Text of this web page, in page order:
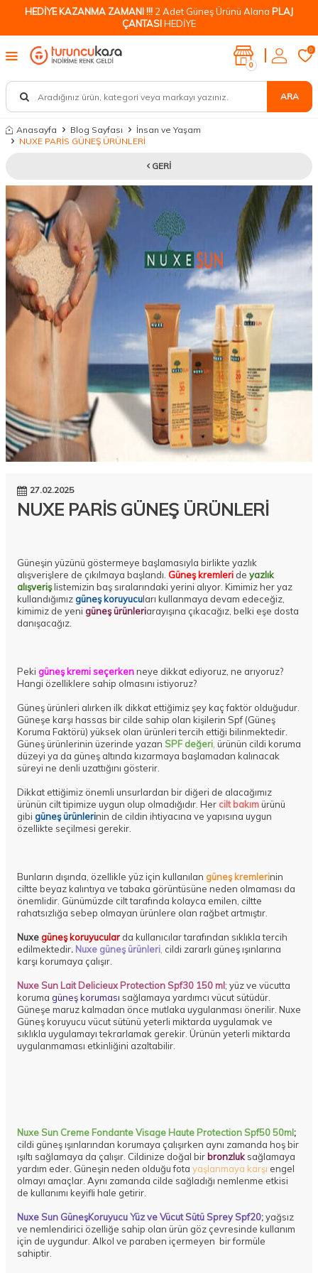
HEDİYE KAZANMA ZAMANI !!! 2 Adet Güneş Ürünü Alana PLAJ
ÇANTASIHEDİYE
ARA
0
0
Anasayfa Blog Sayfası
İnsan ve Yaşam
NUXE PARİS GÜNEŞ ÜRÜNLERİ
GERI
27.02.2025
NUXE PARİS GÜNEŞ ÜRÜNLERİ
Güneşin yüzünü göstermeye başlamasıyla birlikte yazlık
alışverişlere de çıkılmaya başlandı. Güneş kremleri de yazlık
alışverişlistemizin baş sıralarındaki yerini alıyor. Kimimiz her yaz
kullandığımız güneş koruyucuları kullanmaya devam edeceğiz,
kimimiz de yeni güneş ürünleriarayışına çıkacağız, belki eşe dosta
danışacağız.
Peki güneş kremi seçerkenneye dikkat ediyoruz, ne arıyoruz?
Hangi özelliklere sahip olmasını istiyoruz?
Güneş ürünleri alırken ilk dikkat ettiğimiz şey kaç faktör olduğudur.
Güneşe karşı hassas bir cilde sahip olan kişilerin Spf (Güneş
Koruma Faktörü) yüksek olan ürünleri tercih ettiği bilinmektedir.
Güneş ürünlerinin üzerinde yazan SPF değeri, ürünün cildi koruma
düzeyi ya da güneş altında kızarmaya başlamadan kalınacak
süreyi ne denli uzattığını gösterir.
Dikkat ettiğimiz önemli unsurlardan bir diğeri de alacağımız
ürünün cilt tipimize uygun olup olmadığıdır. Her cilt bakımürünü
gibi güneş ürünlerinin de cildin ihtiyacına ve yapısına uygun
özellikte seçilmesi gerekir.
Bunların dışında, özellikle yüz için kullanılan güneş kremlerinin
ciltte beyaz kalıntıya ve tabaka görüntüsüne neden olmaması da
önemlidir. Günümüzde cilt tarafında kolayca emilen, ciltte
rahatsızlığa sebep olmayan ürünlere olan rağbet artmıştır.
Nuxegüneş koruyucular da kullanıcılar tarafından sıklıkla tercih
edilmektedir. Nuxe güneş ürünleri, cildi zararlı güneş ışınlarına
karşı korumaya çalışır.
Nuxe Sun Lait Delicieux Protection Spf30 150 ml; yüz ve vücutta
koruma güneş koruması sağlamaya yardımcı vücut sütüdür.
Güneşe maruz kalmadan önce mutlaka uygulanması önerilir. Nuxe
Güneş koruyucu vücut sütünü yeterli miktarda uygulamak ve
sıklıkla uygulamayı tekrarlamak gerekir. Ürünün yeterli miktarda
uygulanmaması etkinliğini azaltabilir.
Nuxe Sun Creme Fondante Visage Haute Protection Spf50 50ml;
cildi güneş ışınlarından korumaya çalışırken aynı zamanda hoş bir
ışıltı sağlamaya da çalışır. Cildinize doğal bir bronzluk sağlamaya
yardım eder. Güneşin neden olduğu fota yaşlanmaya karşı engel
olmayı amaçlar. Aynı zamanda cilde sağladığı nemlenme etkisi
de kullanımı keyifli hale getirir.
Nuxe Sun GüneşKoruyucuYüz ve Vücut Sütü Sprey Spf20;yağsız
ve nemlendirici özelliğe sahip olan ürün göz çevresinde kullanım
için de uygundur. Alkol ve paraben içermeyen bir formüle
sahiptir.